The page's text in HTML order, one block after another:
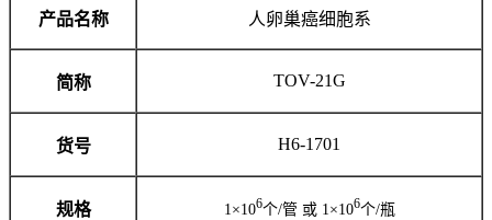
产品名称 人卵巢癌细胞系
简称 TOV-21G
货号 H6-1701
规格 1×106个/管 或 1×106个/瓶